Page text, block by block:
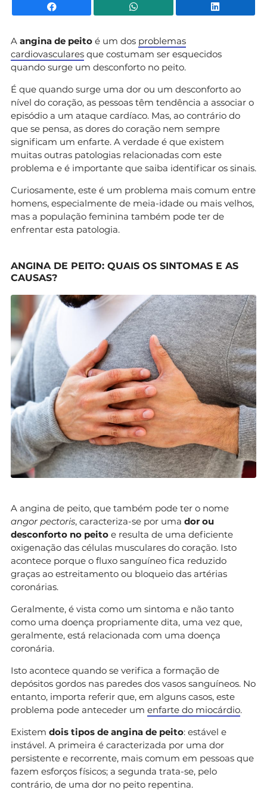
Facebook WhatsApp
A angina de peito é um dos problemas
cardiovasculares que costumam ser esquecidos
quando surge um desconforto no peito.
É que quando surge uma dor ou um desconforto ao
nível do coração, as pessoas têm tendência a associar o
episódio a um ataque cardíaco. Mas, ao contrário do
que se pensa, as dores do coração nem sempre
significam um enfarte. A verdade é que existem
muitas outras patologias relacionadas com este
problema e é importante que saiba identificar os sinais.
Curiosamente, este é um problema mais comum entre
homens, especialmente de meia-idade ou mais velhos,
mas a população feminina também pode ter de
enfrentar esta patologia.
ANGINA DE PEITO: QUAIS OS SINTOMAS E AS
CAUSAS?
A angina de peito, que também pode ter o nome
angor pectoris, caracteriza-se por uma dor ou
desconforto no peito e resulta de uma deficiente
oxigenação das células musculares do coração. Isto
acontece porque o fluxo sanguíneo fica reduzido
graças ao estreitamento ou bloqueio das artérias
coronárias.
Geralmente, é vista como um sintoma e não tanto
como uma doença propriamente dita, uma vez que,
geralmente, está relacionada com uma doença
coronária.
Isto acontece quando se verifica a formação de
depósitos gordos nas paredes dos vasos sanguíneos. No
entanto, importa referir que, em alguns casos, este
problema pode anteceder um enfarte do miocárdio.
Existem dois tipos de angina de peito: estável e
instável. A primeira é caracterizada por uma dor
persistente e recorrente, mais comum em pessoas que
fazem esforços físicos; a segunda trata-se, pelo
contrário, de uma dor no peito repentina.